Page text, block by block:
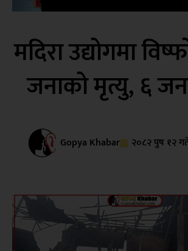
मदिरा उद्योगमा
जनाको मृत्यु, ६
Gopya Khabar २०८२ पुष १२